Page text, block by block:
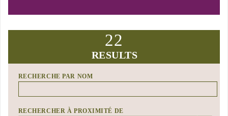
22
RESULTS
RECHERCHE PAR NOM
RECHERCHER À PROXIMITÉ DE